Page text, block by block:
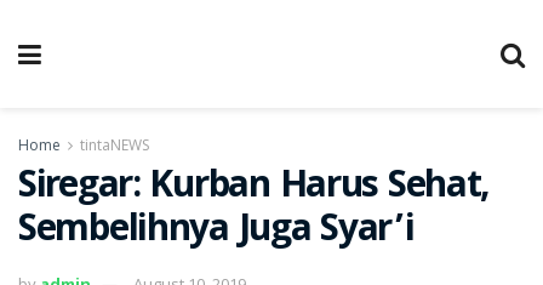
Home tintaNEWS
Siregar: Kurban Harus Sehat,
Sembelihnya Juga Syar’i